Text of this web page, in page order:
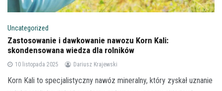
Uncategorized
Zastosowanie i dawkowanie nawozu Korn Kali:
skondensowana wiedza dla rolników
10 listopada 2025 Dariusz Krajewski
Korn Kali to specjalistyczny nawóz mineralny, który zyskał uznanie